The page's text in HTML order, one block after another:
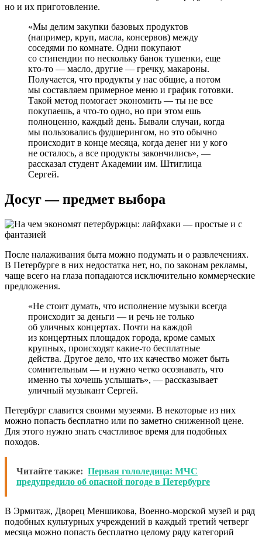
но и их приготовление.
«Мы делим закупки базовых продуктов
(например, круп, масла, консервов) между
соседями по комнате. Одни покупают
со стипендии по нескольку банок тушенки, еще
кто-то — масло, другие — гречку, макароны.
Получается, что продукты у нас общие, а потом
мы составляем примерное меню и график готовки.
Такой метод помогает экономить — ты не все
покупаешь, а что-то одно, но при этом ешь
полноценно, каждый день. Бывали случаи, когда
мы пользовались фудшерингом, но это обычно
происходит в конце месяца, когда денег ни у кого
не осталось, а все продукты закончились», —
рассказал студент Академии им. Штиглица
Сергей.
Досуг — предмет выбора
После налаживания быта можно подумать и о развлечениях.
В Петербурге в них недостатка нет, но, по законам рекламы,
чаще всего на глаза попадаются исключительно коммерческие
предложения.
«Не стоит думать, что исполнение музыки всегда
происходит за деньги — и речь не только
об уличных концертах. Почти на каждой
из концертных площадок города, кроме самых
крупных, происходят какие-то бесплатные
действа. Другое дело, что их качество может быть
сомнительным — и нужно четко осознавать, что
именно ты хочешь услышать», — рассказывает
уличный музыкант Сергей.
Петербург славится своими музеями. В некоторые из них
можно попасть бесплатно или по заметно сниженной цене.
Для этого нужно знать счастливое время для подобных
походов.
Читайте также: Первая гололедица: МЧС
предупредило об опасной погоде в Петербурге
В Эрмитаж, Дворец Меншикова, Военно-морской музей и ряд
подобных культурных учреждений в каждый третий четверг
месяца можно попасть бесплатно целому ряду категорий